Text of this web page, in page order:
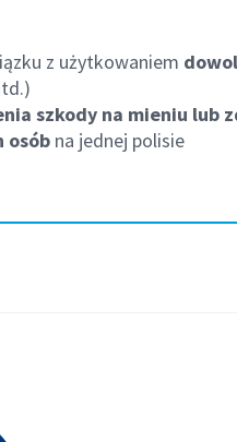
z użytkowaniem
szkody na mieniu lub
osób na jednej polisie